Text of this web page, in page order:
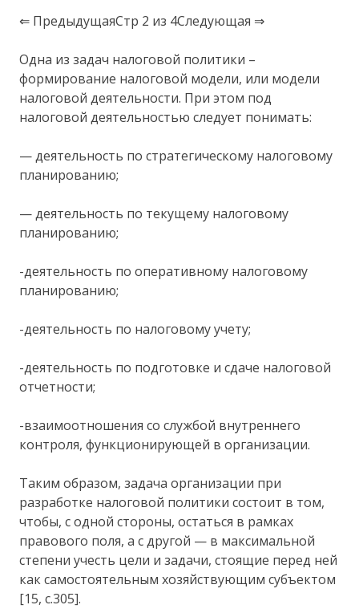
⇐ ПредыдущаяСтр 2 из 4Следующая ⇒
Одна из задач налоговой политики –
формирование налоговой модели, или модели
налоговой деятельности. При этом под
налоговой деятельностью следует понимать:
— деятельность по стратегическому налоговому
планированию;
— деятельность по текущему налоговому
планированию;
-деятельность по оперативному налоговому
планированию;
-деятельность по налоговому учету;
-деятельность по подготовке и сдаче налоговой
отчетности;
-взаимоотношения со службой внутреннего
контроля, функционирующей в организации.
Таким образом, задача организации при
разработке налоговой политики состоит в том,
чтобы, с одной стороны, остаться в рамках
правового поля, а с другой — в максимальной
степени учесть цели и задачи, стоящие перед ней
как самостоятельным хозяйствующим субъектом
[15, с.305].